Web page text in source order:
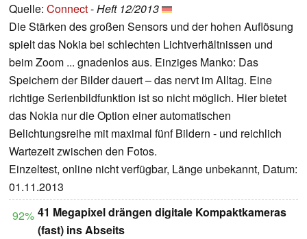
Quelle: Connect-Heft 12/2013
Die Stärken des großen Sensors und der hohen Auflösung
spielt das Nokia bei schlechten Lichtverhältnissen und
beim Zoom ... gnadenlos aus. Einziges Manko: Das
Speichern der Bilder dauert – das nervt im Alltag. Eine
richtige Serienbildfunktion ist so nicht möglich. Hier bietet
das Nokia nur die Option einer automatischen
Belichtungsreihe mit maximal fünf Bildern - und reichlich
Wartezeit zwischen den Fotos.
Einzeltest, online nicht verfügbar, Länge unbekannt, Datum:
01.11.2013
92% 41 Megapixel drängen digitale Kompaktkameras
(fast) ins Abseits